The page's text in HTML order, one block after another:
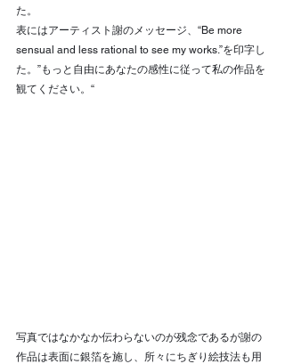
た。
表にはアーティスト謝のメッセージ、“Be more
sensual and less rational to see my works.”を印字し
た。”もっと自由にあなたの感性に従って私の作品を
観てください。“
写真ではなかなか伝わらないのが残念であるが謝の
作品は表面に銀箔を施し、所々にちぎり絵技法も用